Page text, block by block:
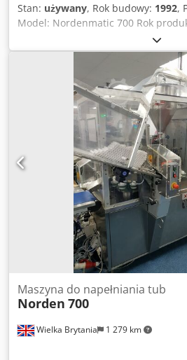
Stan: używany, Rok budowy: 1992,
Model: Nordenmatic 700 Rok
Automatyczna maszyna do
Wydajność: maksymalnie 70 tubek
- 300 ml Dokładność dozowania:
rozmiarów tubek: długość: 50-250
mm Podawanie pustych tubek:
czyszczenia i orientacji tubek z
zamykający: HA – gorące powietrze
sztuki Podajnik produktu + pompa
chłodniczy Vulcanic Vulcatherm
35°C) / Temperatura wyjściowa:
Cedpfxex R D Exj Apverf Przepływ
maszyny: 135 x 190 x 210 cm Waga:
zamienne sprzedawane z
formatów – inne formaty dostępne
dokumentacja dostępna Dostępne
Wielka Brytania 1 279 km
Maszyna do napełniania tub
Norden 700